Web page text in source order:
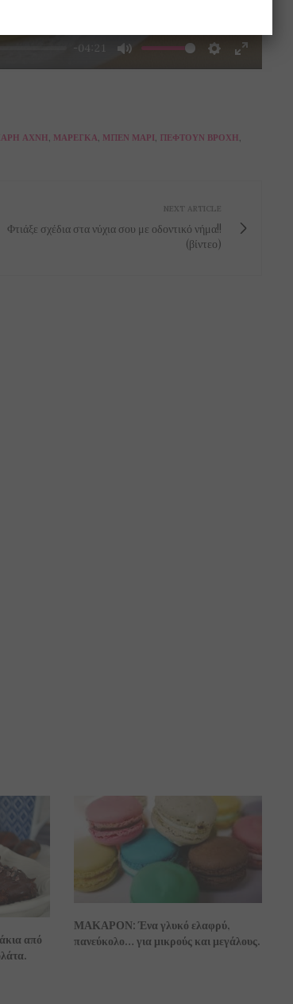
-04:21
Mute Settings
Enter
ΆΧΝΗ, ΜΑΡΈΓΚΑ, ΜΠΕΝ ΜΑΡΊ, ΠΈΦΤΟΥΝ ΒΡΟΧΉ,
NEXT ARTICLE
Φτιάξε σχέδια στα νύχια σου με οδοντικό νήμα!!
(βίντεο)
από
ΜΑΚΑΡΟΝ: Ένα γλυκό ελαφρύ,
πανεύκολο… για μικρούς και μεγάλους.